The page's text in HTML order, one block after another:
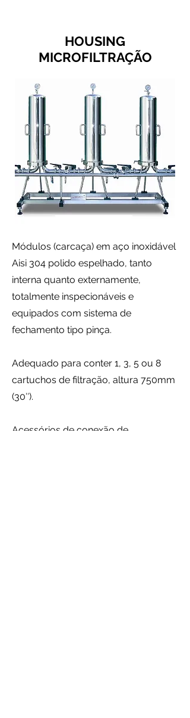
HOUSING
MICROFILTRAÇÃO
Módulos (carcaça) em aço inoxidável
Aisi 304 polido espelhado, tanto
interna quanto externamente,
totalmente inspecionáveis e
equipados com sistema de
fechamento tipo pinça.
Adequado para conter 1, 3, 5 ou 8
cartuchos de filtração, altura 750mm
(30″).
Acessórios de conexão de